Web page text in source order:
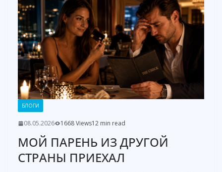
БЛОГИ
08.05.2026 1668 Views12 min read
МОЙ ПАРЕНЬ ИЗ ДРУГОЙ
СТРАНЫ ПРИЕХАЛ